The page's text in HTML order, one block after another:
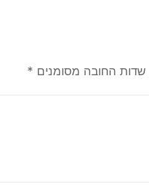
שדות החובה מסומנים *